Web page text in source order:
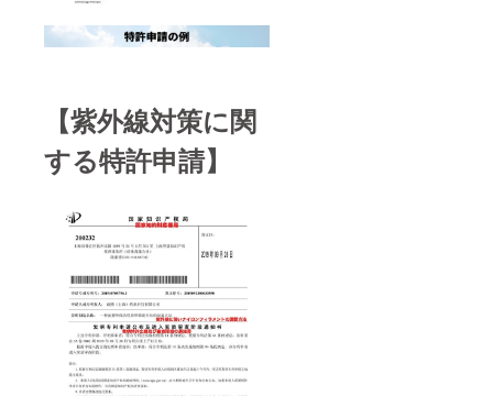
【紫外線対策に関
する特許申請】